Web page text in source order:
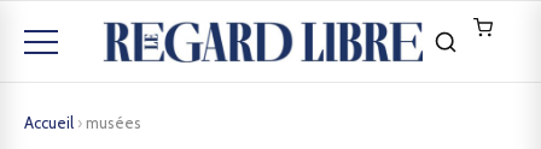
Accueil › musées